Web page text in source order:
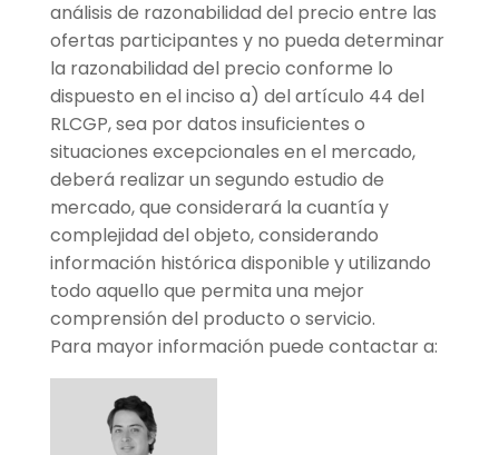
análisis de razonabilidad del precio entre las
ofertas participantes y no pueda determinar
la razonabilidad del precio conforme lo
dispuesto en el inciso a) del artículo 44 del
RLCGP, sea por datos insuficientes o
situaciones excepcionales en el mercado,
deberá realizar un segundo estudio de
mercado, que considerará la cuantía y
complejidad del objeto, considerando
información histórica disponible y utilizando
todo aquello que permita una mejor
comprensión del producto o servicio.
Para mayor información puede contactar a: